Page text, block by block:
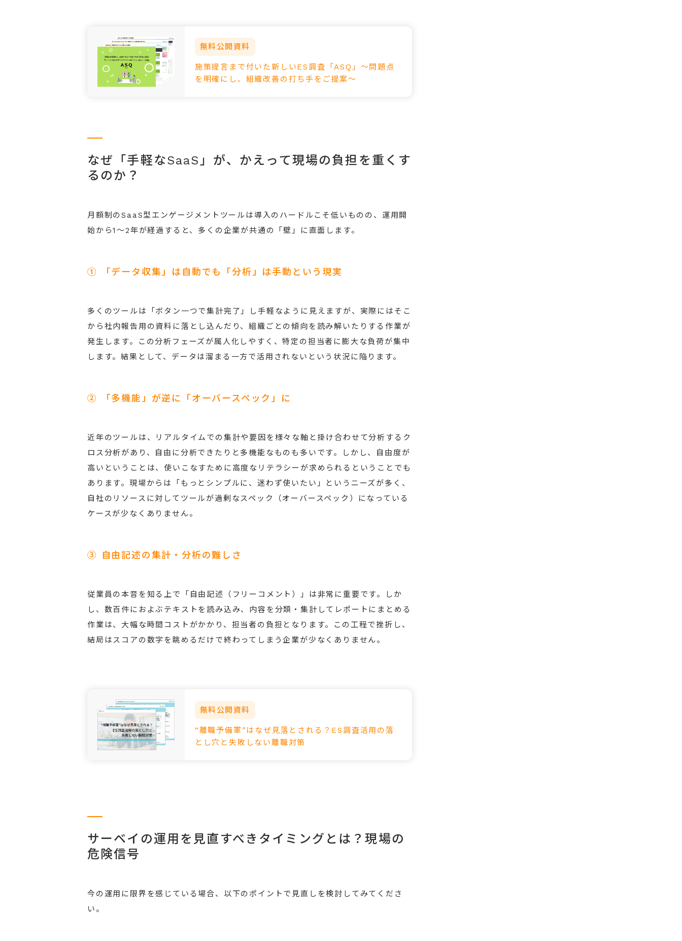
無料公開資料
施策提言まで付いた新しいES調査「ASQ」～問題点
を明確にし、組織改善の打ち手をご提案～
なぜ「手軽なSaaS」が、かえって現場の負担を重くす
るのか？
月額制のSaaS型エンゲージメントツールは導入のハードルこそ低いものの、運用開
始から1〜2年が経過すると、多くの企業が共通の「壁」に直面します。
① 「データ収集」は自動でも「分析」は手動という現実
多くのツールは「ボタン一つで集計完了」し手軽なように見えますが、実際にはそこ
から社内報告用の資料に落とし込んだり、組織ごとの傾向を読み解いたりする作業が
発生します。この分析フェーズが属人化しやすく、特定の担当者に膨大な負荷が集中
します。結果として、データは溜まる一方で活用されないという状況に陥ります。
② 「多機能」が逆に「オーバースペック」に
近年のツールは、リアルタイムでの集計や要因を様々な軸と掛け合わせて分析するク
ロス分析があり、自由に分析できたりと多機能なものも多いです。しかし、自由度が
高いということは、使いこなすために高度なリテラシーが求められるということでも
あります。現場からは「もっとシンプルに、迷わず使いたい」というニーズが多く、
自社のリソースに対してツールが過剰なスペック（オーバースペック）になっている
ケースが少なくありません。
③ 自由記述の集計・分析の難しさ
従業員の本音を知る上で「自由記述（フリーコメント）」は非常に重要です。しか
し、数百件におよぶテキストを読み込み、内容を分類・集計してレポートにまとめる
作業は、大幅な時間コストがかかり、担当者の負担となります。この工程で挫折し、
結局はスコアの数字を眺めるだけで終わってしまう企業が少なくありません。
無料公開資料
“離職予備軍”はなぜ見落とされる？ES調査活用の落
とし穴と失敗しない離職対策
サーベイの運用を見直すべきタイミングとは？現場の
危険信号
今の運用に限界を感じている場合、以下のポイントで見直しを検討してみてくださ
い。